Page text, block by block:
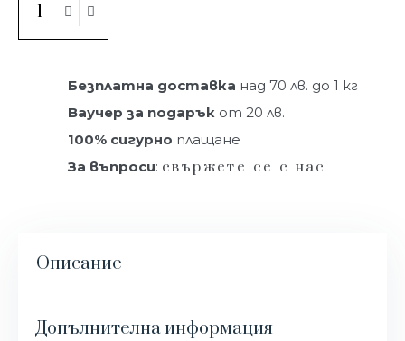
Безплатна доставка над 70 лв. до 1 кг
Ваучер за подарък от 20 лв.
100% сигурно плащане
За въпроси: свържете се с нас
Описание
Допълнителна информация